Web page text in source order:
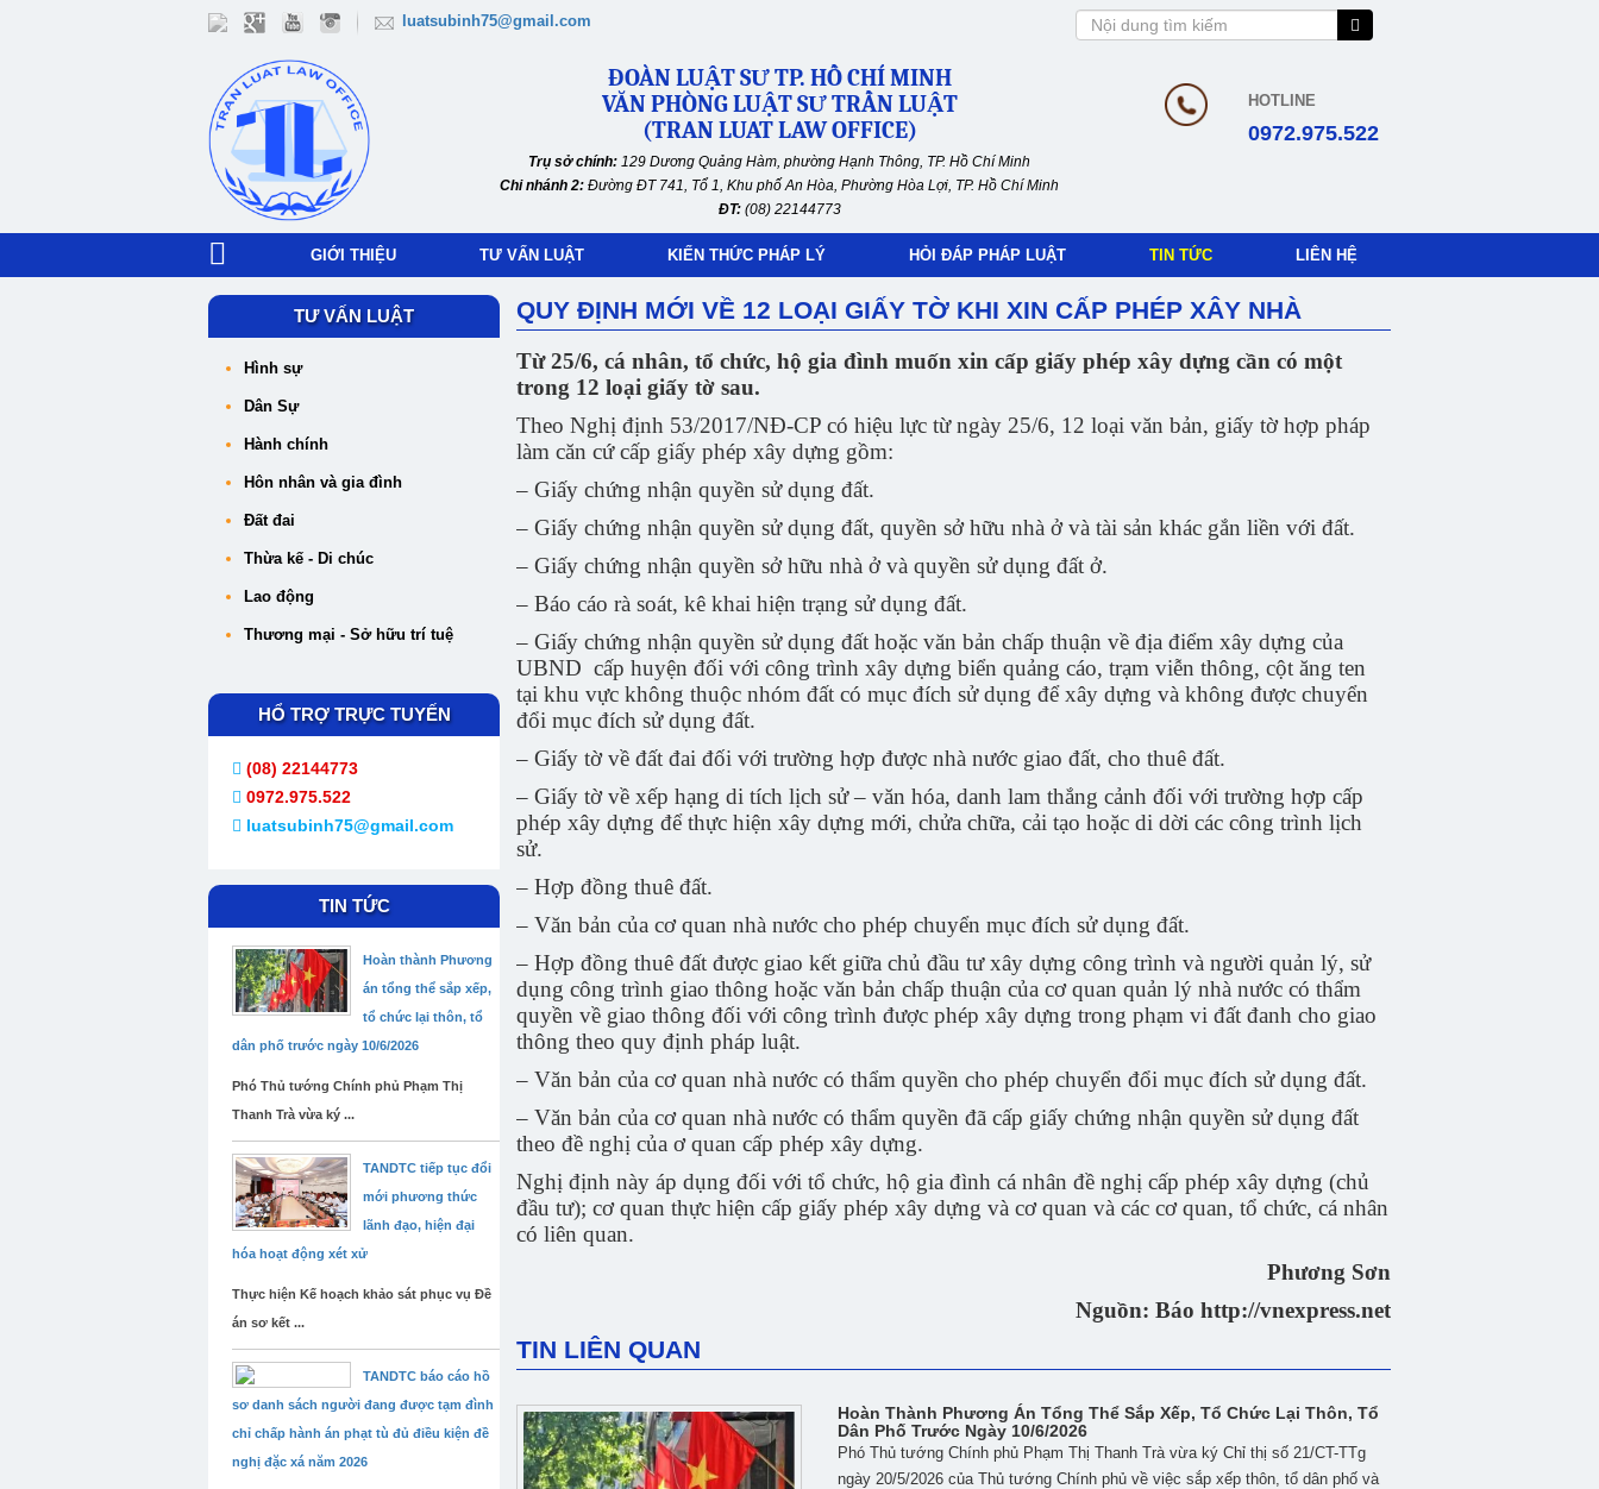
luatsubinh75@gmail.com
ĐOÀN LUẬT SƯ TP. HỒ CHÍ MINH
VĂN PHÒNG LUẬT SƯ TRẦN LUẬT
(TRAN LUAT LAW OFFICE)
Trụ sở chính: 129 Dương Quảng Hàm, phường Hạnh Thông, TP. Hồ Chí Minh
Chi nhánh 2: Đường ĐT 741, Tổ 1, Khu phố An Hòa, Phường Hòa Lợi, TP. Hồ Chí Minh
ĐT: (08) 22144773
HOTLINE
0972.975.522
GIỚI THIỆU TƯ VẤN LUẬT KIẾN THỨC PHÁP LÝ HỎI ĐÁP PHÁP LUẬT TIN TỨC LIÊN HỆ
TƯ VẤN LUẬT
Hình sự
Dân Sự
Hành chính
Hôn nhân và gia đình
Đất đai
Thừa kế - Di chúc
Lao động
Thương mại - Sở hữu trí tuệ
HỔ TRỢ TRỰC TUYẾN
(08) 22144773
0972.975.522
luatsubinh75@gmail.com
TIN TỨC
Hoàn thành Phương
án tổng thể sắp xếp,
tổ chức lại thôn, tổ
dân phố trước ngày 10/6/2026
Phó Thủ tướng Chính phủ Phạm Thị
Thanh Trà vừa ký ...
TANDTC tiếp tục đổi
mới phương thức
lãnh đạo, hiện đại
hóa hoạt động xét xử
Thực hiện Kế hoạch khảo sát phục vụ Đề
án sơ kết ...
TANDTC báo cáo hồ
sơ danh sách người đang được tạm đình
chỉ chấp hành án phạt tù đủ điều kiện đề
nghị đặc xá năm 2026
QUY ĐỊNH MỚI VỀ 12 LOẠI GIẤY TỜ KHI XIN CẤP PHÉP XÂY NHÀ
Từ 25/6, cá nhân, tổ chức, hộ gia đình muốn xin cấp giấy phép xây dựng cần có một
trong 12 loại giấy tờ sau.
Theo Nghị định 53/2017/NĐ-CP có hiệu lực từ ngày 25/6, 12 loại văn bản, giấy tờ hợp pháp
làm căn cứ cấp giấy phép xây dựng gồm:
– Giấy chứng nhận quyền sử dụng đất.
– Giấy chứng nhận quyền sử dụng đất, quyền sở hữu nhà ở và tài sản khác gắn liền với đất.
– Giấy chứng nhận quyền sở hữu nhà ở và quyền sử dụng đất ở.
– Báo cáo rà soát, kê khai hiện trạng sử dụng đất.
– Giấy chứng nhận quyền sử dụng đất hoặc văn bản chấp thuận về địa điểm xây dựng của
UBND cấp huyện đối với công trình xây dựng biển quảng cáo, trạm viễn thông, cột ăng ten
tại khu vực không thuộc nhóm đất có mục đích sử dụng để xây dựng và không được chuyển
đổi mục đích sử dụng đất.
– Giấy tờ về đất đai đối với trường hợp được nhà nước giao đất, cho thuê đất.
– Giấy tờ về xếp hạng di tích lịch sử – văn hóa, danh lam thắng cảnh đối với trường hợp cấp
phép xây dựng để thực hiện xây dựng mới, chửa chữa, cải tạo hoặc di dời các công trình lịch
sử.
– Hợp đồng thuê đất.
– Văn bản của cơ quan nhà nước cho phép chuyển mục đích sử dụng đất.
– Hợp đồng thuê đất được giao kết giữa chủ đầu tư xây dựng công trình và người quản lý, sử
dụng công trình giao thông hoặc văn bản chấp thuận của cơ quan quản lý nhà nước có thẩm
quyền về giao thông đối với công trình được phép xây dựng trong phạm vi đất đanh cho giao
thông theo quy định pháp luật.
– Văn bản của cơ quan nhà nước có thẩm quyền cho phép chuyển đổi mục đích sử dụng đất.
– Văn bản của cơ quan nhà nước có thẩm quyền đã cấp giấy chứng nhận quyền sử dụng đất
theo đề nghị của ơ quan cấp phép xây dựng.
Nghị định này áp dụng đối với tổ chức, hộ gia đình cá nhân đề nghị cấp phép xây dựng (chủ
đầu tư); cơ quan thực hiện cấp giấy phép xây dựng và cơ quan và các cơ quan, tổ chức, cá nhân
có liên quan.
Phương Sơn
Nguồn: Báo http://vnexpress.net
TIN LIÊN QUAN
Hoàn Thành Phương Án Tổng Thể Sắp Xếp, Tổ Chức Lại Thôn, Tổ
Dân Phố Trước Ngày 10/6/2026
Phó Thủ tướng Chính phủ Phạm Thị Thanh Trà vừa ký Chỉ thị số 21/CT-TTg
ngày 20/5/2026 của Thủ tướng Chính phủ về việc sắp xếp thôn, tổ dân phố và